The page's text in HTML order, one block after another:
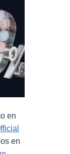
en
en